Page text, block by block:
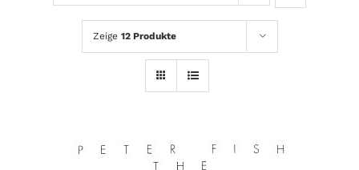
Zeige 12 Produkte